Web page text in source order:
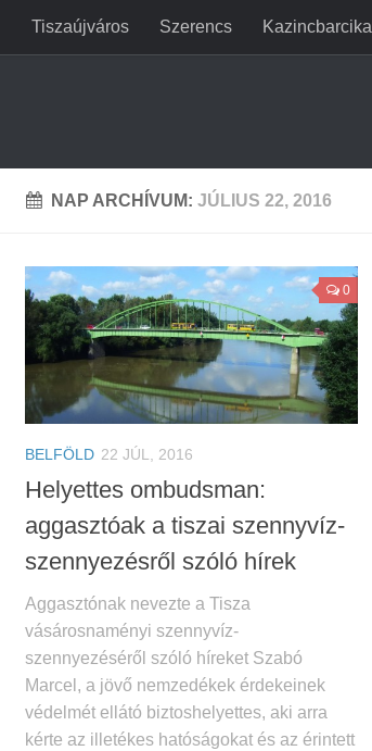
Tiszaújváros Szerencs Kazincbarcika
NAP ARCHÍVUM: JÚLIUS 22, 2016
0
BELFÖLD 22 JÚL, 2016
Helyettes ombudsman:
aggasztóak a tiszai szennyvíz-
szennyezésről szóló hírek
Aggasztónak nevezte a Tisza
vásárosnaményi szennyvíz-
szennyezéséről szóló híreket Szabó
Marcel, a jövő nemzedékek érdekeinek
védelmét ellátó biztoshelyettes, aki arra
kérte az illetékes hatóságokat és az érintett